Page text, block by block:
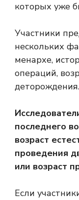
которых уже
Участники
нескольких
менархе,
операций,
деторождения.
последнего
возраст
проведения
или возраст
Если